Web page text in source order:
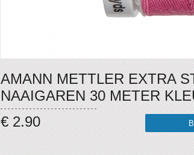
AMANN METTLER EXTRA
NAAIGAREN 30 METER
€ 2.90